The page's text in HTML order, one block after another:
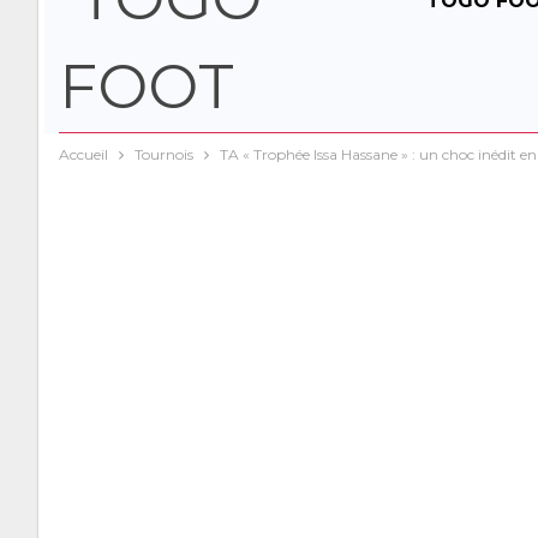
Accueil Tournois TA « Trophée Issa Hassane » : un choc inédit